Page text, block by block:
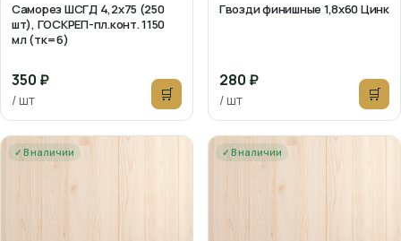
Саморез ШСГД 4,2х75 (250
шт), ГОСКРЕП-пл.конт. 1150
мл (тк=6)
350 ₽
/ шт 🛒
Гвозди финишные 1,8х60 Цинк
280 ₽
/ шт 🛒
✓ В наличии ✓ В наличии